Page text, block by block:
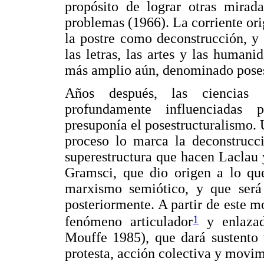
propósito de lograr otras
problemas (1966). La corriente
la postre como deconstrucción,
las letras, las artes y las
más amplio aún, denominado
Años después, las ciencias
profundamente
presuponía el
proceso lo marca la
superestructura que hacen
Gramsci, que dio origen a lo
marxismo semiótico, y que
posteriormente. A partir de este
fenómeno articulador1y
Mouffe 1985), que dará
protesta, acción colectiva y